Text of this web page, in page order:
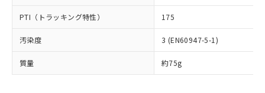
PTI（トラッキング特性） 175
汚染度 3 (EN60947-5-1)
質量 約75g
在庫状況および標準価格結果を当社の
事前の承諾なく第三者に漏洩または開
示しないようお願いします。
マイパーツ機能（部品リスト作成サー
ビス）をご利用いただくには、I-Web
メンバーズにご登録されている必要が
※2 対応予定月
部品在庫の切り替え状況などにより、予定
月が前後することがあります。
「ｅ」：有害物質（10物質）のすべてが基
準値以下であることを示します。
「10」：通常の使用状況下において有害物
質が外部に漏えいし、環境に深刻な影響を
及ぼさない年数を意味します。
当社は、貴社製品を第三者に販売する
場合は、上記1、2および3の内容を当
該第三者に通知します。また当社は、
販売先および販売に係わる関係者が違
法に輸出するおそれがある場合は、取
り引きをいたしません。
機器販売店・当社販売員にご確
認ください)
受注生産機種、また在庫状況の
情報を公開していない機種